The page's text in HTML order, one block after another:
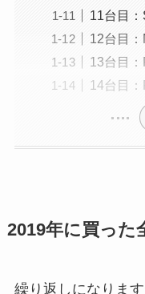
11台目
12台目
13台目
14台目
2019年に買った
繰り返しになりま